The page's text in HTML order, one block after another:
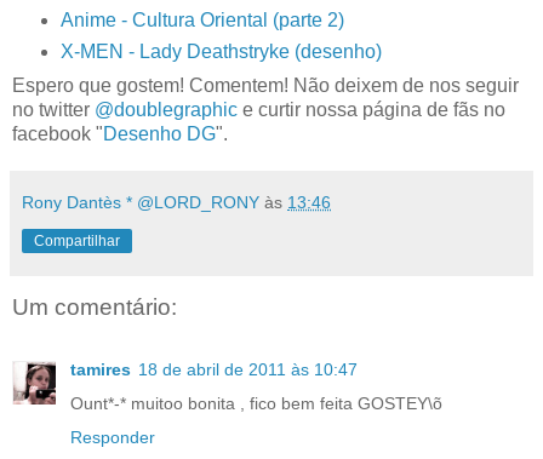
Anime - Cultura Oriental (parte 2)
X-MEN - Lady Deathstryke (desenho)
Espero que gostem! Comentem! Não deixem de nos seguir
no twitter @doublegraphic e curtir nossa página de fãs no
facebook "Desenho DG".
Rony Dantès * @LORD_RONY às 13:46
Compartilhar
Um comentário:
tamires 18 de abril de 2011 às 10:47
Ount*-* muitoo bonita , fico bem feita GOSTEY\õ
Responder